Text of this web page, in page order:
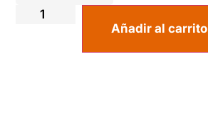
Añadir al carrito